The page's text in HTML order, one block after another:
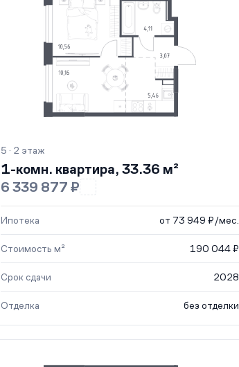
5 · 2 этаж
1-комн. квартира, 33.36 м²
6 339 877 ₽
Ипотека от 73 949 ₽/мес.
Стоимость м² 190 044 ₽
Срок сдачи 2028
Отделка без отделки